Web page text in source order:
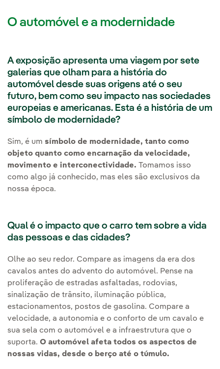
O automóvel e a modernidade
A exposição apresenta uma viagem por sete
galerias que olham para a história do
automóvel desde suas origens até o seu
futuro, bem como seu impacto nas sociedades
europeias e americanas. Esta é a história de um
símbolo de modernidade?
Sim, é um símbolo de modernidade, tanto como
objeto quanto como encarnação da velocidade,
movimento e interconectividade. Tomamos isso
como algo já conhecido, mas eles são exclusivos da
nossa época.
Qual é o impacto que o carro tem sobre a vida
das pessoas e das cidades?
Olhe ao seu redor. Compare as imagens da era dos
cavalos antes do advento do automóvel. Pense na
proliferação de estradas asfaltadas, rodovias,
sinalização de trânsito, iluminação pública,
estacionamentos, postos de gasolina. Compare a
velocidade, a autonomia e o conforto de um cavalo e
sua sela com o automóvel e a infraestrutura que o
suporta. O automóvel afeta todos os aspectos de
nossas vidas, desde o berço até o túmulo.